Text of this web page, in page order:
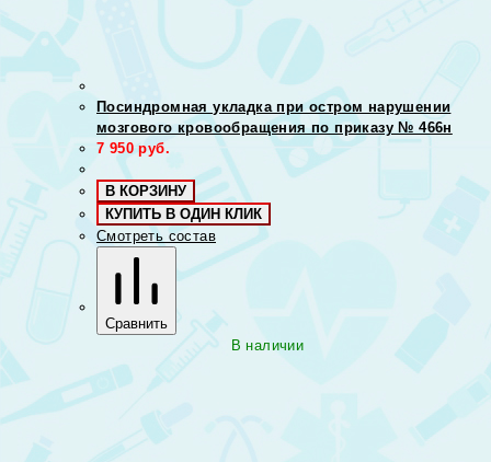
Посиндромная укладка при остром нарушении
мозгового кровообращения по приказу № 466н
7 950руб.
В КОРЗИНУ
КУПИТЬ В ОДИН КЛИК
Смотреть состав
Сравнить
В наличии